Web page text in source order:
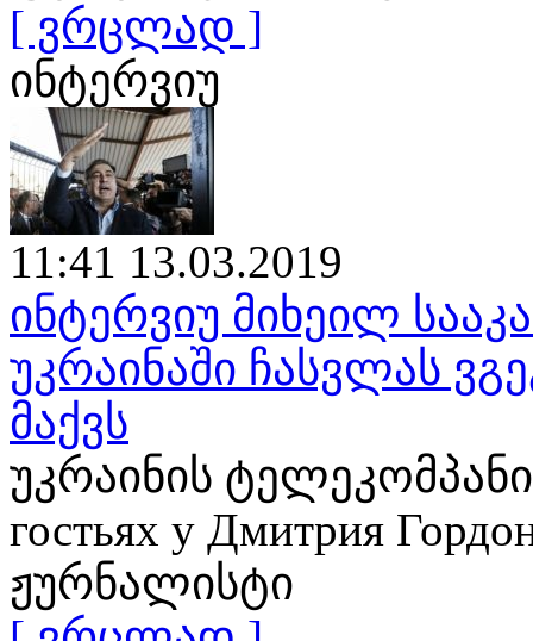
[ ვრცლად ]
ინტერვიუ
11:41 13.03.2019
ინტერვიუ მიხეილ
უკრაინაში ჩასვლას
მაქვს
უკრაინის
гостьях у Дмитрия
ჟურნალისტი